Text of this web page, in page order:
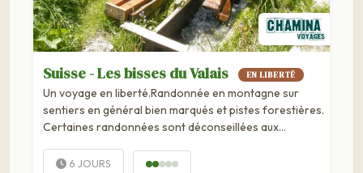
Suisse - Les bisses du Valais EN LIBERTÉ
Un voyage en liberté.Randonnée en montagne sur
sentiers en général bien marqués et pistes forestières.
Certaines randonnées sont déconseillées aux
proposées sont d'un niveau facile à...
6 JOURS